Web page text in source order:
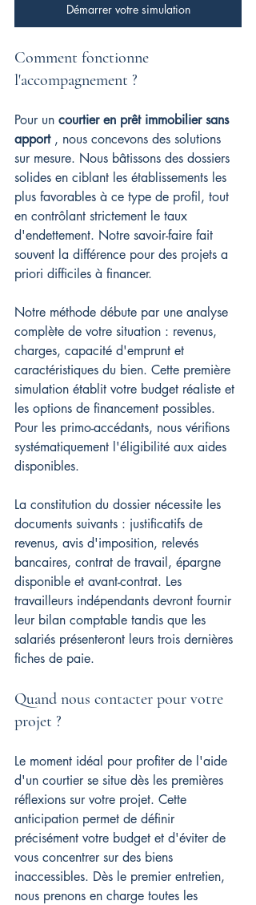
Démarrer votre simulation
Comment fonctionne
l'accompagnement ?
Pour un courtier en prêt immobilier sans
apport , nous concevons des solutions
sur mesure. Nous bâtissons des dossiers
solides en ciblant les établissements les
plus favorables à ce type de profil, tout
en contrôlant strictement le taux
d'endettement. Notre savoir-faire fait
souvent la différence pour des projets a
priori difficiles à financer.
Notre méthode débute par une analyse
complète de votre situation : revenus,
charges, capacité d'emprunt et
caractéristiques du bien. Cette première
simulation établit votre budget réaliste et
les options de financement possibles.
Pour les primo-accédants, nous vérifions
systématiquement l'éligibilité aux aides
disponibles.
La constitution du dossier nécessite les
documents suivants : justificatifs de
revenus, avis d'imposition, relevés
bancaires, contrat de travail, épargne
disponible et avant-contrat. Les
travailleurs indépendants devront fournir
leur bilan comptable tandis que les
salariés présenteront leurs trois dernières
fiches de paie.
Quand nous contacter pour votre
projet ?
Le moment idéal pour profiter de l'aide
d'un courtier se situe dès les premières
réflexions sur votre projet. Cette
anticipation permet de définir
précisément votre budget et d'éviter de
vous concentrer sur des biens
inaccessibles. Dès le premier entretien,
nous prenons en charge toutes les